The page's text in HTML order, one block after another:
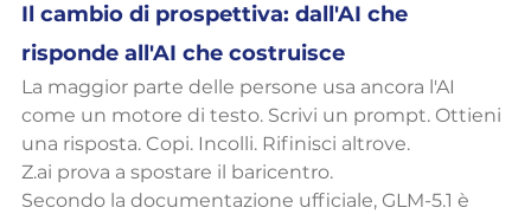
Il cambio di prospettiva: dall'AI che
risponde all'AI che costruisce
La maggior parte delle persone usa ancora l'AI
come un motore di testo. Scrivi un prompt. Ottieni
una risposta. Copi. Incolli. Rifinisci altrove.
Z.ai prova a spostare il baricentro.
Secondo la documentazione ufficiale, GLM-5.1 è